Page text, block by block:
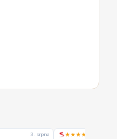
3. srpna ★★★★★